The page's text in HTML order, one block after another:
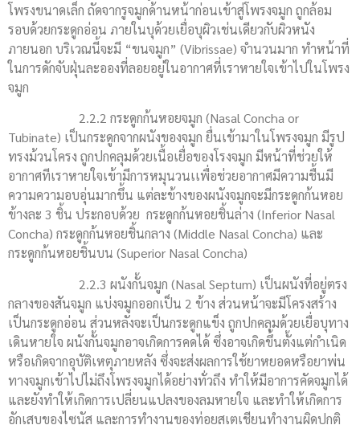
โพรงขนาดเล็ก ถัดจากรูจมูกด้านหน้าก่อนเข้าสู่โพรงจมูก ถูกล้อม
รอบด้วยกระดูกอ่อน ภายในบุด้วยเยื่อบุผิวเช่นเดียวกับผิวหนัง
ภายนอก บริเวณนี้จะมี “ขนจมูก” (Vibrissae) จำนวนมาก ทำหน้าที่
ในการดักจับฝุ่นละอองที่ลอยอยู่ในอากาศที่เราหายใจเข้าไปในโพรง
จมูก
2.2.2 กระดูกก้นหอยจมูก (Nasal Concha or
Tubinate) เป็นกระดูกจากผนังของจมูก ยื่นเข้ามาในโพรงจมูก มีรูป
ทรงม้วนโครง ถูกปกคลุมด้วยเนื้อเยื่อของโรงจมูก มีหน้าที่ช่วยให้
อากาศทีเราหายใจเข้ามีการหมุนวนเเพื่อช่วยอากาศมีความชื้นมี
ความความอบอุ่นมากขึ้น แต่ละข้างของผนังจมูกจะมีกระดูกก้นหอย
ข้างละ 3 ชิ้น ประกอบด้วย กระดูกก้นหอยชิ้นล่าง (Inferior Nasal
Concha) กระดูกก้นหอยชิ้นกลาง (Middle Nasal Concha) และ
กระดูกก้นหอยชิ้นบน (Superior Nasal Concha)
2.2.3 ผนังกั้นจมูก (Nasal Septum) เป็นผนังที่อยู่ตรง
กลางของสันจมูก แบ่งจมูกออกเป็น 2 ข้าง ส่วนหน้าจะมีโครงสร้าง
เป็นกระดูกอ่อน ส่วนหลังจะเป็นกระดูกแข็ง ถูกปกคลุมด้วยเยื่อบุทาง
เดินหายใจ ผนังกั้นจมูกอาจเกิดการคดได้ ซึ่งอาจเกิดขึ้นตั้งแต่กำเนิด
หรือเกิดจากอุบัติเหตุภายหลัง ซึ่งจะส่งผลการใช้ยาหยอดหรือยาพ่น
ทางจมูกเข้าไปไม่ถึงโพรงจมูกได้อย่างทั่วถึง ทำให้มีอาการคัดจมูกได้
และยังทำให้เกิดการเปลี่ยนแปลงของลมหายใจ และทำให้เกิดการ
อักเสบของไซนัส และการทำงานของท่อยูสเตเชียนทำงานผิดปกติ